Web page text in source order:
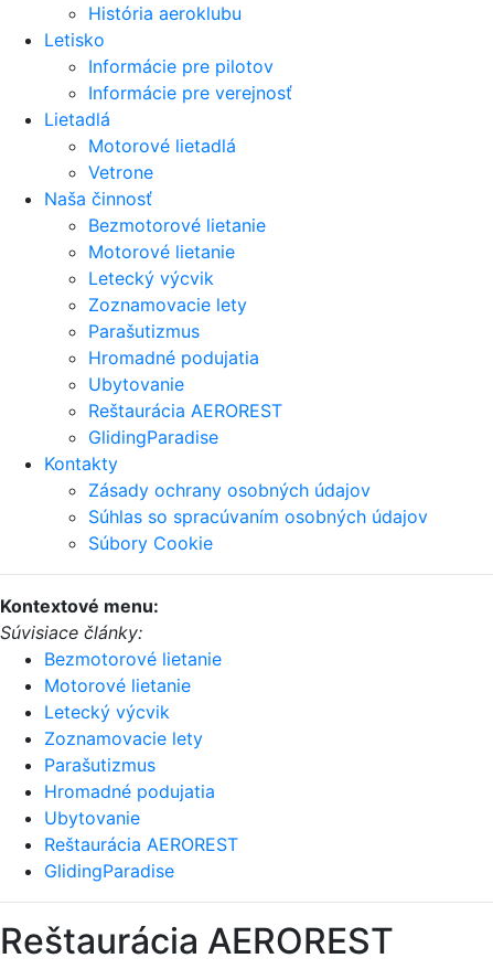
História aeroklubu
Letisko
Informácie pre pilotov
Informácie pre verejnosť
Lietadlá
Motorové lietadlá
Vetrone
Naša činnosť
Bezmotorové lietanie
Motorové lietanie
Letecký výcvik
Zoznamovacie lety
Parašutizmus
Hromadné podujatia
Ubytovanie
Reštaurácia AEROREST
GlidingParadise
Kontakty
Zásady ochrany osobných údajov
Súhlas so spracúvaním osobných údajov
Súbory Cookie
Kontextové menu:
Súvisiace články:
Bezmotorové lietanie
Motorové lietanie
Letecký výcvik
Zoznamovacie lety
Parašutizmus
Hromadné podujatia
Ubytovanie
Reštaurácia AEROREST
GlidingParadise
Reštaurácia AEROREST